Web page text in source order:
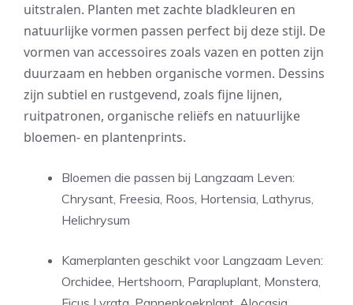
uitstralen. Planten met zachte bladkleuren en
natuurlijke vormen passen perfect bij deze stijl. De
vormen van accessoires zoals vazen en potten zijn
duurzaam en hebben organische vormen. Dessins
zijn subtiel en rustgevend, zoals fijne lijnen,
ruitpatronen, organische reliëfs en natuurlijke
bloemen- en plantenprints.
Bloemen die passen bij Langzaam Leven:
Chrysant, Freesia, Roos, Hortensia, Lathyrus,
Helichrysum
Kamerplanten geschikt voor Langzaam Leven:
Orchidee, Hertshoorn, Parapluplant, Monstera,